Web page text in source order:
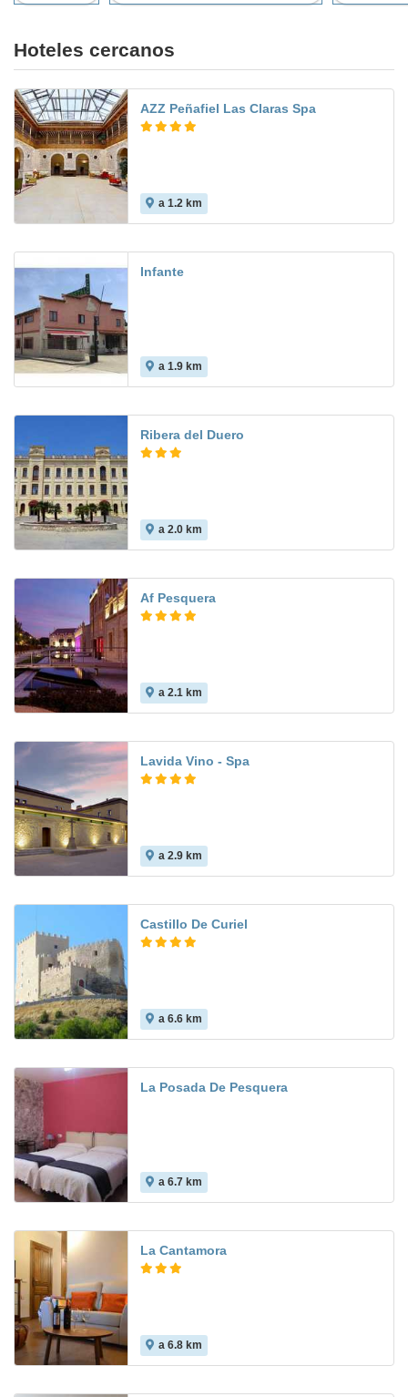
Hoteles cercanos
AZZ Peñafiel Las Claras Spa
a 1.2 km
Infante
a 1.9 km
Ribera del Duero
a 2.0 km
Af Pesquera
a 2.1 km
Lavida Vino - Spa
a 2.9 km
Castillo De Curiel
a 6.6 km
La Posada De Pesquera
a 6.7 km
La Cantamora
a 6.8 km